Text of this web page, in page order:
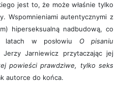
jest to, że może właśnie tylko
Wspomnieniami autentycznymi z
hiperseksualną nadbudową, co
latach w posłowiu O pisaniu
Jarniewicz przytaczając jej
powieści prawdziwe, tylko seks
autorce do końca.